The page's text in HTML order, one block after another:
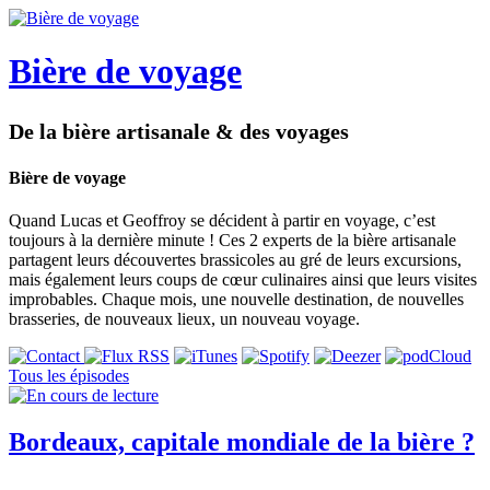
Bière de voyage
De la bière artisanale & des voyages
Bière de voyage
Quand Lucas et Geoffroy se décident à partir en voyage, c’est
toujours à la dernière minute ! Ces 2 experts de la bière artisanale
partagent leurs découvertes brassicoles au gré de leurs excursions,
mais également leurs coups de cœur culinaires ainsi que leurs visites
improbables. Chaque mois, une nouvelle destination, de nouvelles
brasseries, de nouveaux lieux, un nouveau voyage.
Tous les épisodes
Bordeaux, capitale mondiale de la bière ?